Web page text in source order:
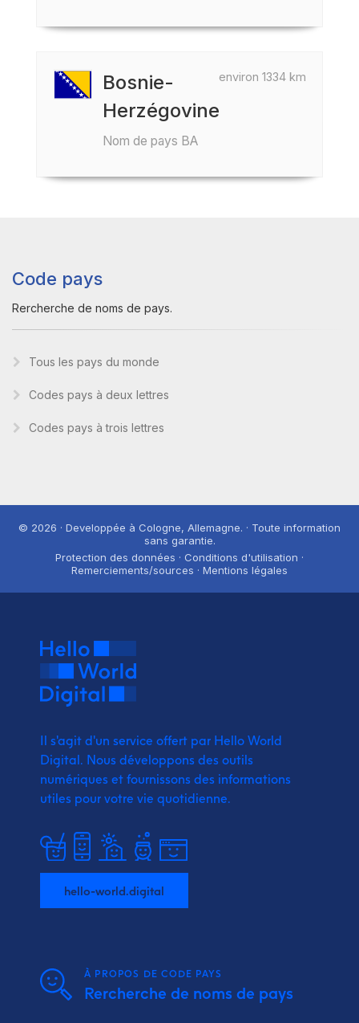
environ 1334 km
Bosnie-
Herzégovine
Nom de pays BA
Code pays
Rercherche de noms de pays.
Tous les pays du monde
Codes pays à deux lettres
Codes pays à trois lettres
© 2026 · Developpée à Cologne, Allemagne. · Toute information
sans garantie.
Protection des données · Conditions d'utilisation ·
Remerciements/sources · Mentions légales
Il s'agit d'un service offert par Hello World
Digital. Nous développons des outils
numériques et fournissons des informations
utiles pour votre vie quotidienne.
hello-world.digital
À PROPOS DE CODE PAYS
Rercherche de noms de pays